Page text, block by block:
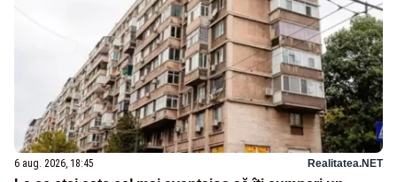
6 aug. 2026, 18:45 Realitatea.NET